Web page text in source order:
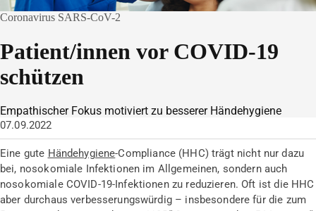
Coronavirus SARS-CoV-2
Patient/innen vor COVID-19
schützen
Empathischer Fokus motiviert zu besserer Händehygiene
07.09.2022
Eine gute Händehygiene-Compliance (HHC) trägt nicht nur dazu
bei, nosokomiale Infektionen im Allgemeinen, sondern auch
nosokomiale COVID-19-Infektionen zu reduzieren. Oft ist die HHC
aber durchaus verbesserungswürdig – insbesondere für die zum